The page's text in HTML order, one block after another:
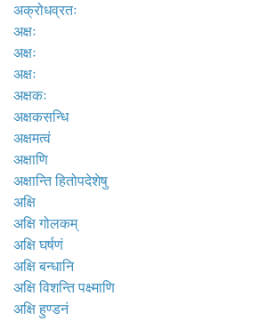
अक्रोधव्रतः
अक्षः
अक्षः
अक्षः
अक्षकः
अक्षकसन्धि
अक्षमत्वं
अक्षाणि
अक्षान्ति हितोपदेशेषु
अक्षि
अक्षि गोलकम्
अक्षि घर्षणं
अक्षि बन्धानि
अक्षि विशन्ति पक्ष्माणि
अक्षि हुण्डनं